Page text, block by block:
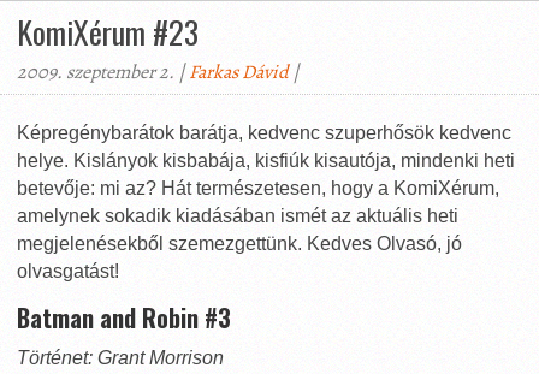
KomiXérum #23
2009. szeptember 2. |Farkas Dávid|
Képregénybarátok barátja, kedvenc szuperhősök kedvenc
helye. Kislányok kisbabája, kisfiúk kisautója, mindenki heti
betevője: mi az? Hát természetesen, hogy a KomiXérum,
amelynek sokadik kiadásában ismét az aktuális heti
megjelenésekből szemezgettünk. Kedves Olvasó, jó
olvasgatást!
Batman and Robin #3
Történet: Grant Morrison